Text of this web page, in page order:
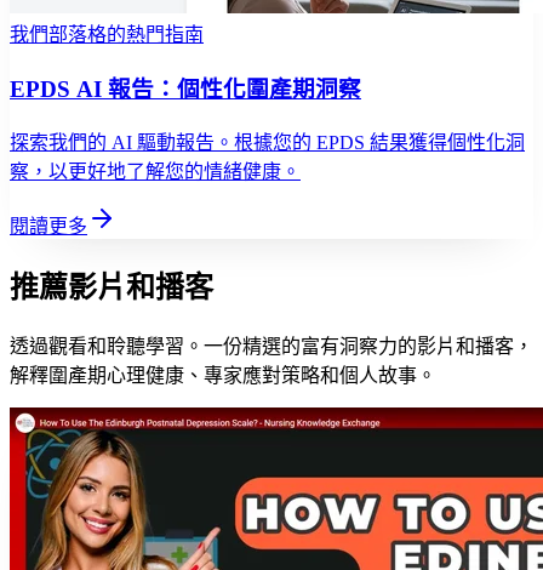
我們部落格的熱門指南
EPDS AI 報告：個性化圍產期洞察
探索我們的 AI 驅動報告。根據您的 EPDS 結果獲得個性化洞
察，以更好地了解您的情緒健康。
閱讀更多
推薦影片和播客
透過觀看和聆聽學習。一份精選的富有洞察力的影片和播客，
解釋圍產期心理健康、專家應對策略和個人故事。